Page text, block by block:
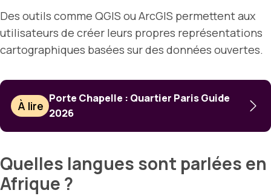
Des outils comme QGIS ou ArcGIS permettent aux
utilisateurs de créer leurs propres représentations
cartographiques basées sur des données ouvertes.
À lire
Porte Chapelle : Quartier Paris Guide
2026
Quelles langues sont parlées en
Afrique ?